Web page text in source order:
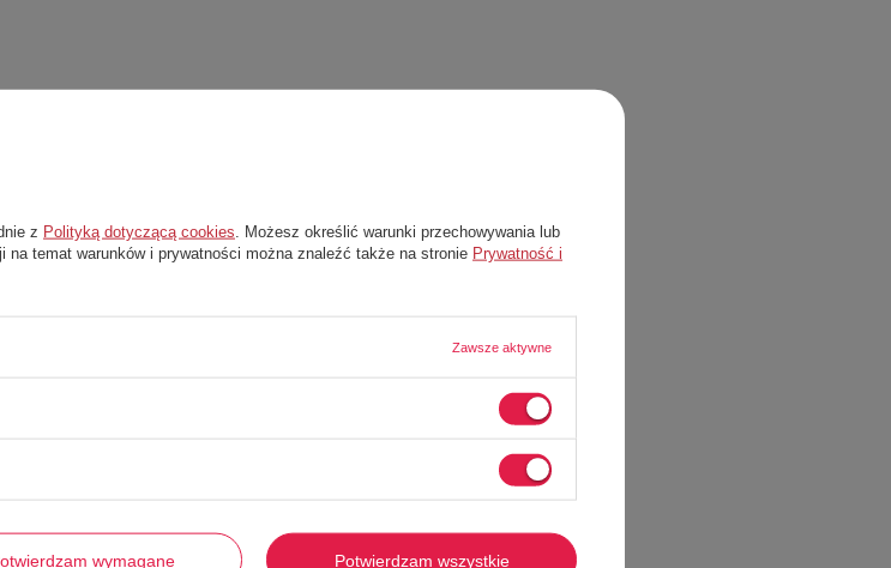
i dodaj do zamówienia
z Polityką dotyczącą cookies . Możesz określić warunki przechowywania lub
temat warunków i prywatności można znaleźć także na stronie Prywatność i
Zawsze aktywne
wymagane Potwierdzam wszystkie